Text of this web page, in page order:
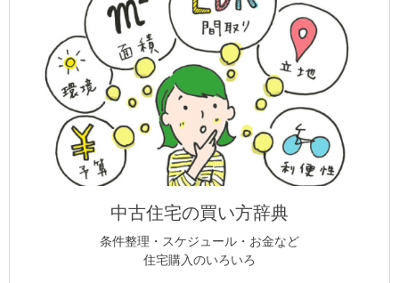
中古住宅の買い方辞典
条件整理・スケジュール・お金など
住宅購入のいろいろ